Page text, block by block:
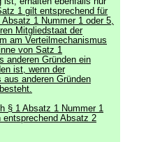
1 gilt entsprechend für
1 Nummer 1 oder 5,
Mitgliedstaat der
am Verteilmechanismus
von Satz 1
anderen Gründen ein
ist, wenn der
anderen Gründen
§ 1 Absatz 1 Nummer 1
entsprechend Absatz 2